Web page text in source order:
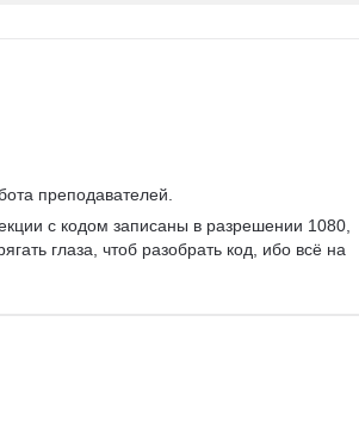
преподавателей.
с кодом записаны в разрешении 1080,
глаза, чтоб разобрать код, ибо всё на